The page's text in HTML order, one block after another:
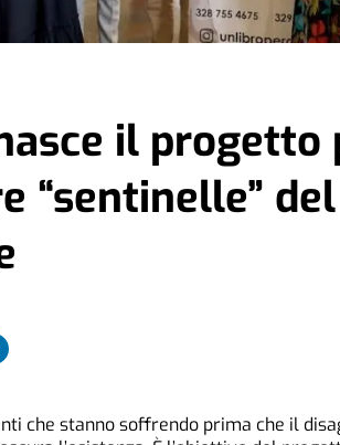
il progetto
“sentinelle”
che stanno soffrendo prima che il